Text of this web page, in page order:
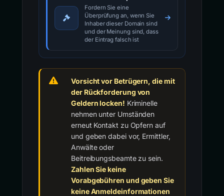
Fordern Sie eine
Überprüfung an, wenn Sie
Inhaber dieser Domain sind
und der Meinung sind, dass
der Eintrag falsch ist
Vorsicht vor Betrügern, die mit
der Rückforderung von
Geldern locken! Kriminelle
nehmen unter Umständen
erneut Kontakt zu Opfern auf
und geben dabei vor, Ermittler,
Anwälte oder
Beitreibungsbeamte zu sein.
Zahlen Sie keine
Vorabgebühren und geben Sie
keine Anmeldeinformationen